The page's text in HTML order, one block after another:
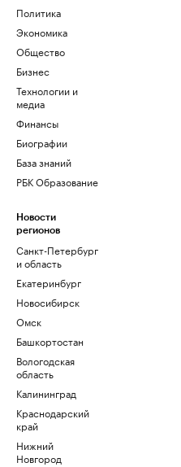
Политика
Экономика
Общество
Бизнес
Технологии и
медиа
Финансы
Биографии
База знаний
РБК Образование
Новости
регионов
Санкт-Петербург
и область
Екатеринбург
Новосибирск
Омск
Башкортостан
Вологодская
область
Калининград
Краснодарский
край
Нижний
Новгород